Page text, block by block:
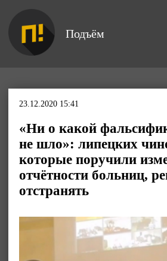
Подъём
23.12.2020 15:41
«Ни о какой
не шло»: липецких
которые поручили
отчётности больниц,
отстранять